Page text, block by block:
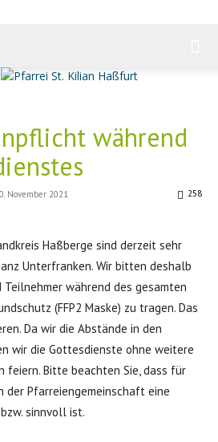
während
November 2021 258
Haßberge sind derzeit sehr
Unterfranken. Wir bitten deshalb
während des gesamten
(FFP2 Maske) zu tragen. Das
Da wir die Abstände in den
wir die Gottesdienste ohne weitere
feiern. Bitte beachten Sie, dass für
der Pfarreiengemeinschaft eine
sinnvoll ist.